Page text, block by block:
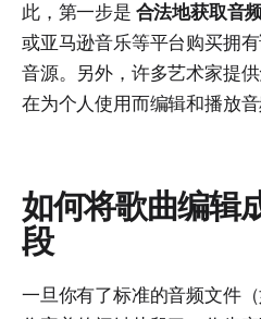
此，第一步是 合法地获取音
或亚马逊音乐等平台购买拥
音源。另外，许多艺术家提
在为个人使用而编辑和播放音
如何将歌曲编辑
段
一旦你有了标准的音频文件